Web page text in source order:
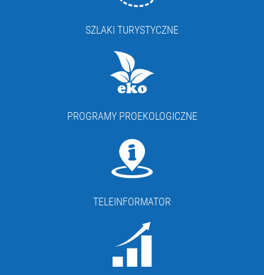
SZLAKI TURYSTYCZNE
PROGRAMY PROEKOLOGICZNE
TELEINFORMATOR